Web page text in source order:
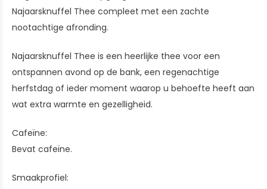
Najaarsknuffel Thee compleet met een zachte
nootachtige afronding.
Najaarsknuffel Thee is een heerlijke thee voor een
ontspannen avond op de bank, een regenachtige
herfstdag of ieder moment waarop u behoefte heeft aan
wat extra warmte en gezelligheid.
Cafeïne:
Bevat cafeïne.
Smaakprofiel: